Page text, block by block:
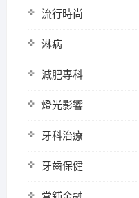
流行時尚
淋病
減肥專科
燈光影響
牙科治療
牙齒保健